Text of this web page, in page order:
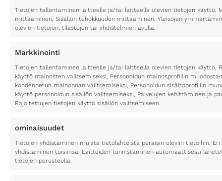
Tietojen tallentaminen laitteelle ja/tai laitteella olevien tietojen käyttö,
mittaaminen, Sisällön tehokkuuden mittaaminen, Yleisöjen
olevien tietojen, tilastojen tai yhdistelmien avulla.
Markkinointi
Tietojen tallentaminen laitteelle ja/tai laitteella olevien tietojen käyttö,
käyttö mainosten valitsemiseksi, Personoidun mainosprofiilin
kohdennetun mainonnan valitsemiseksi, Personoidun sisältöprofiilin
käyttö personoidun sisällön valitsemiseksi, Palvelujen kehittäminen ja
Rajoitettujen tietojen käyttö sisällön valitsemiseen.
ominaisuudet
Tietojen yhdistäminen muista tietolähteistä peräisin oleviin tietoihin,
yhdistäminen toisiinsa, Laitteiden tunnistaminen automaattisesti
tietojen perusteella.